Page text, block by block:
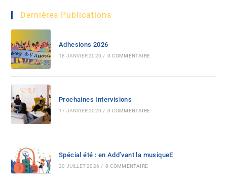
Dernières Publications
Adhesions 2026
18 JANVIER 2020 / 0 COMMENTAIRE
Prochaines Intervisions
17 JANVIER 2020 / 0 COMMENTAIRE
Spécial été : en Add’vant la musiqueE
20 JUILLET 2026 / 0 COMMENTAIRE